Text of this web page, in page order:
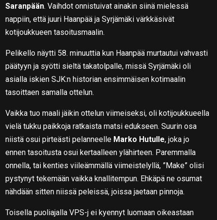
Saranpään. Vaihdot onnistuivat ainakin siinä mielessä
nappiin, että juuri Haanpää ja Syrjämäki värkkäsivät
kotijoukkueen tasoitusmaalin.
Pelikello näytti 58. minuuttia kun Haanpää murtautui vahvasti
päätyyn ja syötti sieltä takatolpalle, missä Syrjämäki oli
asialla iskien SJK:n historian ensimmäisen kotimaalin
tasoittaen samalla ottelun.
Vaikka tuo maali jäikin ottelun viimeiseksi, oli kotijoukkueella
vielä tukku paikkoja ratkaista matsi edukseen. Suurin osa
niistä osui pirteästi pelanneelle Marko Hutulle, joka jo
ennen tasoitusta osui kertaalleen ylähirteen. Paremmalla
onnella, tai kenties viileämmällä viimeistelyllä, ”Make” olisi
pystynyt tekemään vaikka knallitempun. Ehkäpä ne osumat
nähdään sitten niissä peleissä, joissa jaetaan pinnoja.
Toisella puoliajalla VPS-j ei kyennyt luomaan oikeastaan